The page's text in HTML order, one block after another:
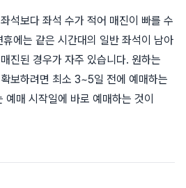
석보다 좌석 수가 적어 매진이 빠를 수
에는 같은 시간대의 일반 좌석이 남아
진된 경우가 자주 있습니다. 원하는
보하려면 최소 3~5일 전에 예매하는
매 시작일에 바로 예매하는 것이